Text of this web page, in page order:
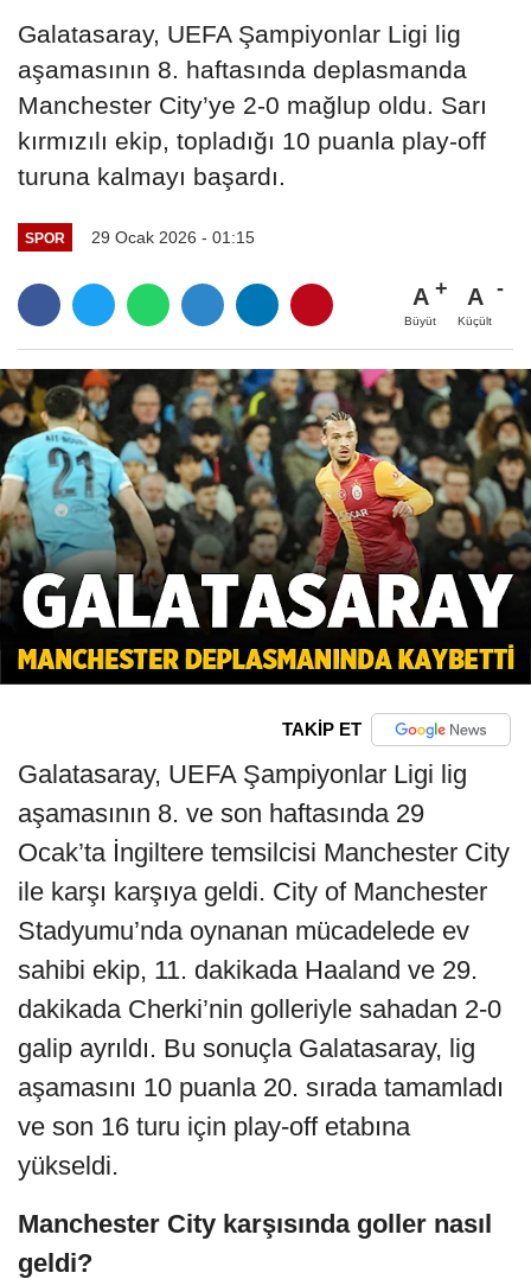
Galatasaray, UEFA Şampiyonlar Ligi lig
aşamasının 8. haftasında deplasmanda
Manchester City’ye 2-0 mağlup oldu. Sarı
kırmızılı ekip, topladığı 10 puanla play-off
turuna kalmayı başardı.
SPOR 29 Ocak 2026 - 01:15
A
Büyüt
A
Küçült
TAKİP ET
Galatasaray, UEFA Şampiyonlar Ligi lig
aşamasının 8. ve son haftasında 29
Ocak’ta İngiltere temsilcisi Manchester City
ile karşı karşıya geldi. City of Manchester
Stadyumu’nda oynanan mücadelede ev
sahibi ekip, 11. dakikada Haaland ve 29.
dakikada Cherki’nin golleriyle sahadan 2-0
galip ayrıldı. Bu sonuçla Galatasaray, lig
aşamasını 10 puanla 20. sırada tamamladı
ve son 16 turu için play-off etabına
yükseldi.
Manchester City karşısında goller nasıl
geldi?